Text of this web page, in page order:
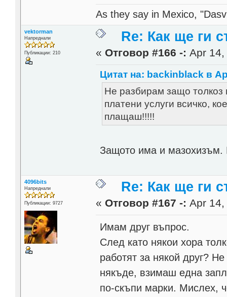
As they say in Mexico,
vektorman
Напреднали
Публикации: 210
Re: Как ще ги
« Отговор #166 -: Apr
Цитат на: backinblack в
Не разбирам защо толкоз
платени услуги всичко,
плащаш!!!!!
Защото има и
4096bits
Напреднали
Публикации: 9727
Re: Как ще ги
« Отговор #167 -: Apr
Имам друг въпрос.
След като някои хора
работят за някой друг?
някъде, взимаш една
по-скъпи марки. Мислех,